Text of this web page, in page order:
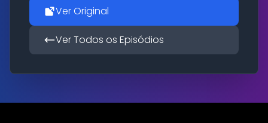
Ver Original
Ver Todos os Episódios